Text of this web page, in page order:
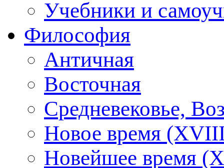
Учебники и
Философия
Античная
Восточная
Средневековье,
Новое время
Новейшее время